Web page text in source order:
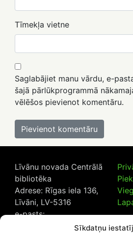
Sīkdatņu
Tīmekļa vietne
Saglabājiet manu vārdu, e-
šajā pārlūkprogrammā
vēlēšos pievienot komentāru.
Līvānu novada Centrālā
bibliotēka
Adrese: Rīgas iela 136,
Līvāni, LV-5316
e-pasts: